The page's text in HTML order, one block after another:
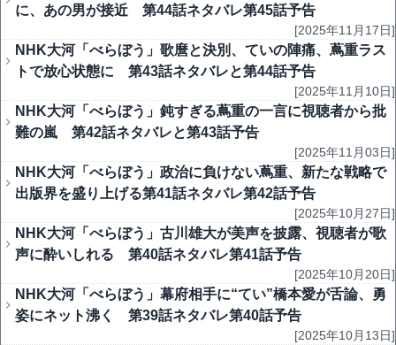
に、あの男が接近 第44話ネタバレ第45話予告
[2025年11月17日]
NHK大河「べらぼう」歌麿と決別、ていの陣痛、蔦重ラス
トで放心状態に 第43話ネタバレと第44話予告
[2025年11月10日]
NHK大河「べらぼう」鈍すぎる蔦重の一言に視聴者から批
難の嵐 第42話ネタバレと第43話予告
[2025年11月03日]
NHK大河「べらぼう」政治に負けない蔦重、新たな戦略で
出版界を盛り上げる第41話ネタバレ第42話予告
[2025年10月27日]
NHK大河「べらぼう」古川雄大が美声を披露、視聴者が歌
声に酔いしれる 第40話ネタバレ第41話予告
[2025年10月20日]
NHK大河「べらぼう」幕府相手に“てい”橋本愛が舌論、勇
姿にネット沸く 第39話ネタバレ第40話予告
[2025年10月13日]